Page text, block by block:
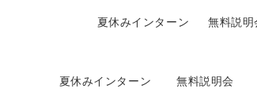
夏休みインターン 無料説明会
夏休みインターン 無料説明